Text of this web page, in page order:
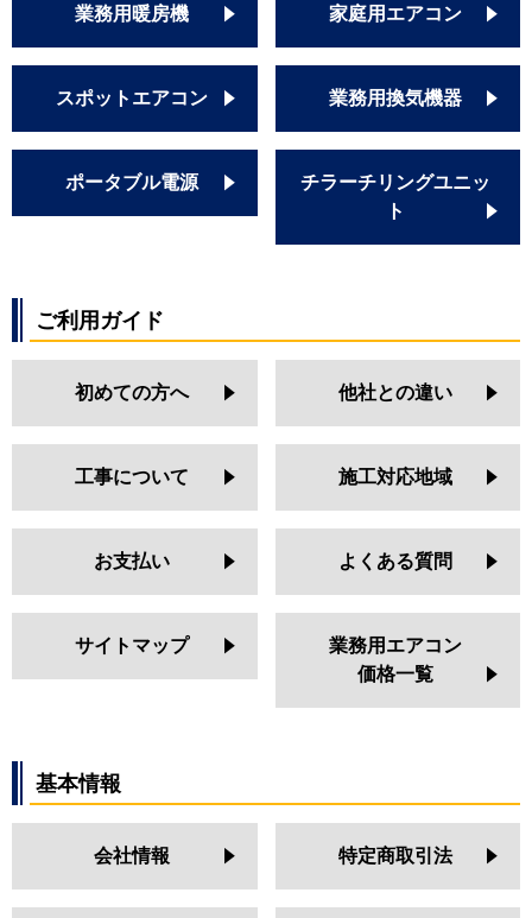
業務用暖房機 家庭用エアコン
スポットエアコン 業務用換気機器
ポータブル電源
チラーチリングユニッ
ト
ご利用ガイド
初めての方へ 他社との違い
工事について 施工対応地域
お支払い よくある質問
サイトマップ
業務用エアコン
価格一覧
基本情報
会社情報 特定商取引法